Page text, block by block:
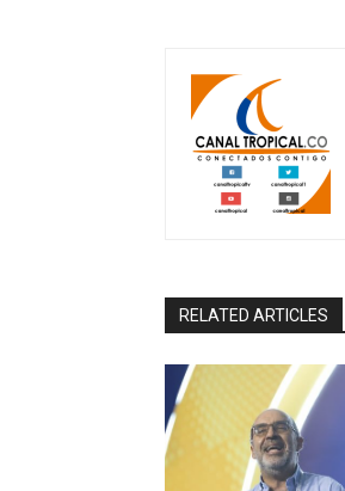
RELATED ARTICLES